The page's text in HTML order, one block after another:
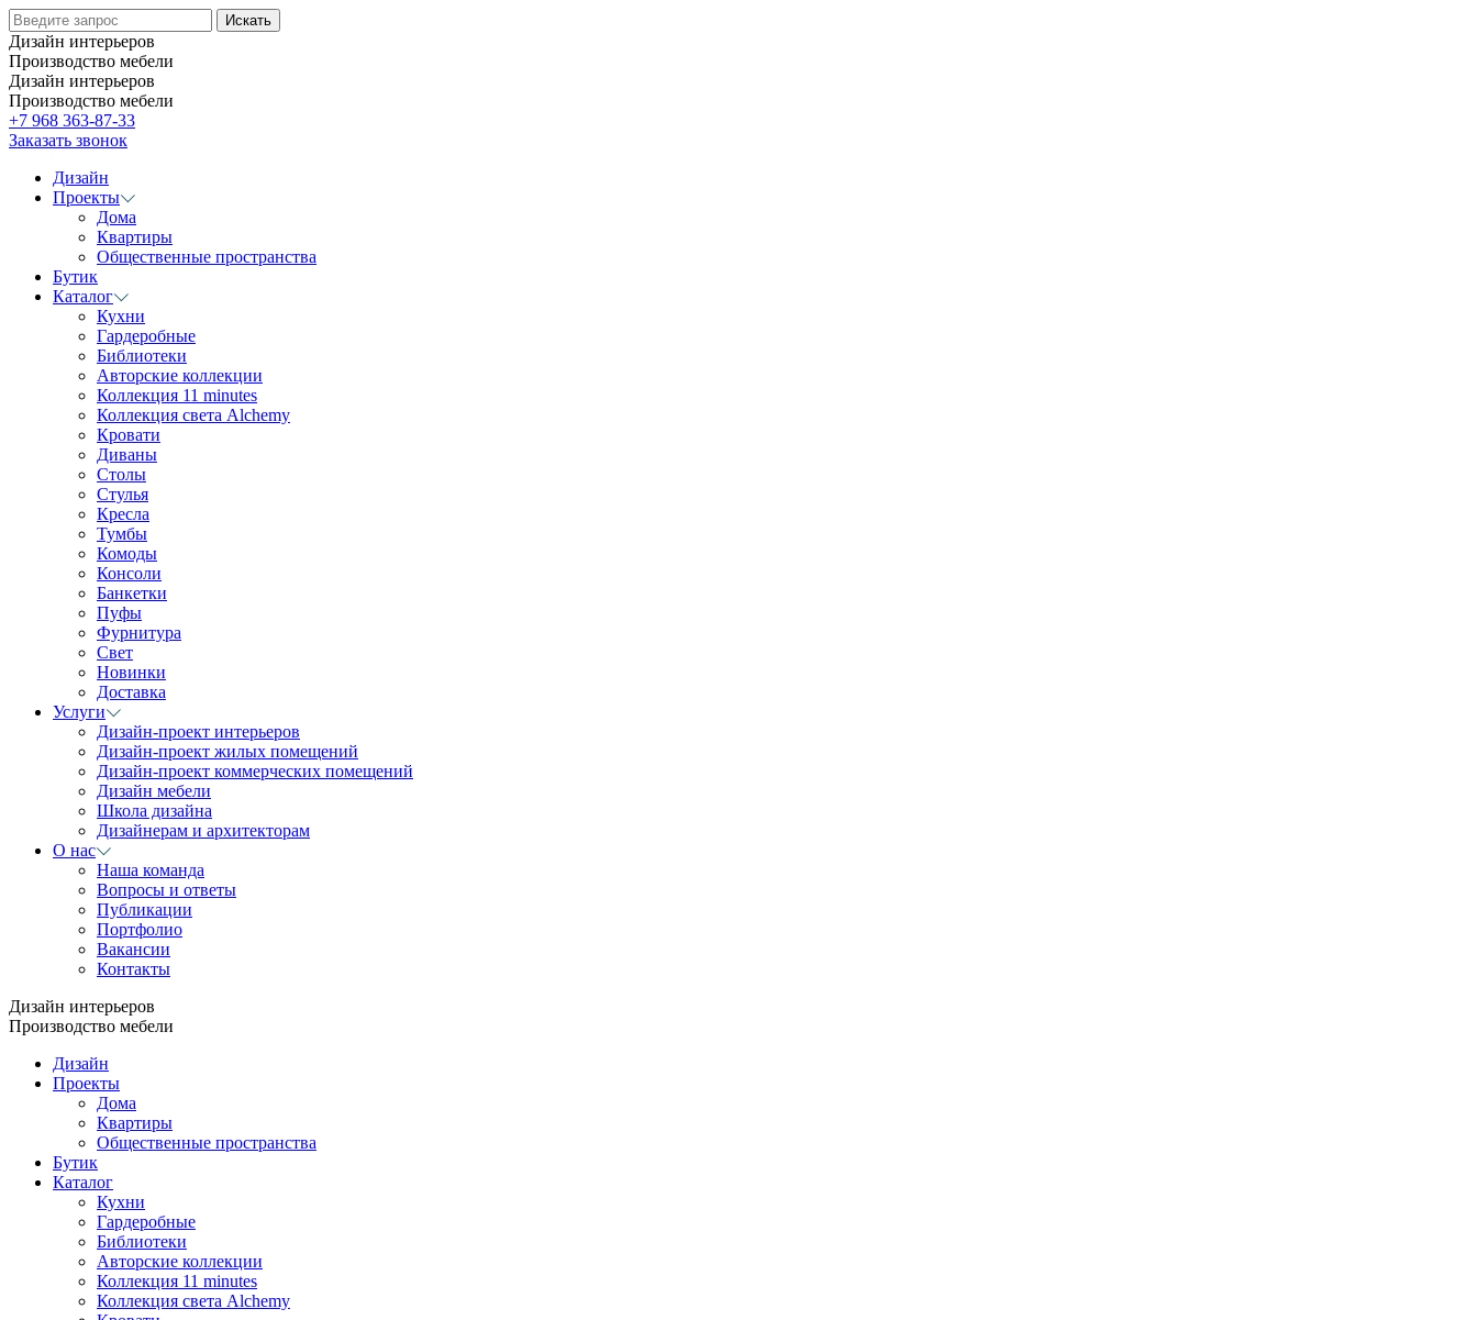
Дизайн интерьеров
Производство мебели
Дизайн интерьеров
Производство мебели
+7 968 363-87-33
Заказать звонок
Дизайн
Проекты
Дома
Квартиры
Общественные пространства
Бутик
Каталог
Кухни
Гардеробные
Библиотеки
Авторские коллекции
Коллекция 11 minutes
Коллекция света Alchemy
Кровати
Диваны
Столы
Стулья
Кресла
Тумбы
Комоды
Консоли
Банкетки
Пуфы
Фурнитура
Свет
Новинки
Доставка
Услуги
Дизайн-проект интерьеров
Дизайн-проект жилых помещений
Дизайн-проект коммерческих помещений
Дизайн мебели
Школа дизайна
Дизайнерам и архитекторам
О нас
Наша команда
Вопросы и ответы
Публикации
Портфолио
Вакансии
Контакты
Дизайн интерьеров
Производство мебели
Дизайн
Проекты
Дома
Квартиры
Общественные пространства
Бутик
Каталог
Кухни
Гардеробные
Библиотеки
Авторские коллекции
Коллекция 11 minutes
Коллекция света Alchemy